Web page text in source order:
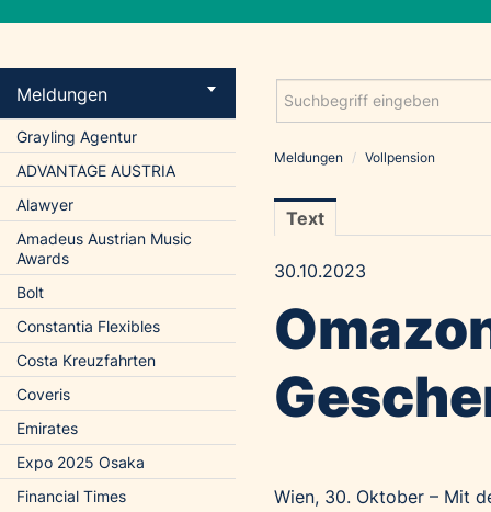
Meldungen
Grayling Agentur
ADVANTAGE AUSTRIA
Alawyer
Amadeus Austrian Music
Awards
Bolt
Constantia Flexibles
Costa Kreuzfahrten
Coveris
Emirates
Expo 2025 Osaka
Financial Times
Meldungen / Vollpension
Text
30.10.2023
Wien, 30. Oktober – Mit